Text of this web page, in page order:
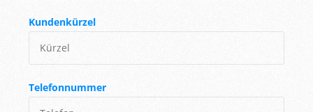
Kundenkürzel
Telefonnummer